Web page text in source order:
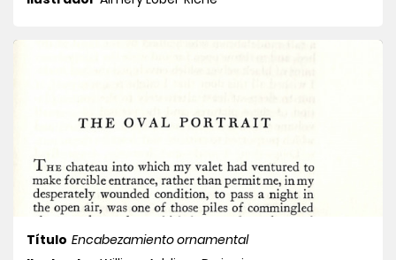
Título Encabezamiento ornamental